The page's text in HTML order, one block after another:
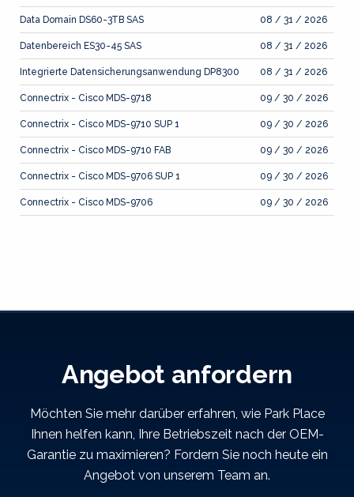
Data Domain DS60-3TB SAS 08 / 31 / 2026
Datenbereich ES30-45 SAS 08 / 31 / 2026
Integrierte Datensicherungsanwendung DP8300 08 / 31 / 2026
Connectrix - Cisco MDS-9718 09 / 30 / 2026
Connectrix - Cisco MDS-9710 SUP 1 09 / 30 / 2026
Connectrix - Cisco MDS-9710 FAB 09 / 30 / 2026
Connectrix - Cisco MDS-9706 SUP 1 09 / 30 / 2026
Connectrix - Cisco MDS-9706 09 / 30 / 2026
Angebot anfordern
Möchten Sie mehr darüber erfahren, wie Park Place
Ihnen helfen kann, Ihre Betriebszeit nach der OEM-
Garantie zu maximieren? Fordern Sie noch heute ein
Angebot von unserem Team an.